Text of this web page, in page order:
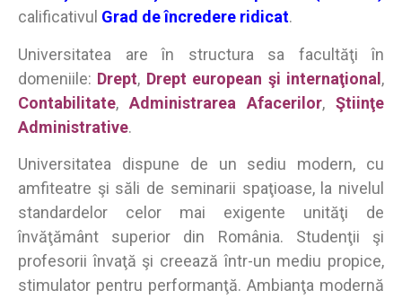
calificativul Grad de încredere ridicat.
Universitatea are în structura sa facultăţi în
domeniile: Drept, Drept european şi internaţional ,
Contabilitate, Administrarea Afacerilor, Ştiinţe
Administrative.
Universitatea dispune de un sediu modern, cu
amfiteatre şi săli de seminarii spaţioase, la nivelul
standardelor celor mai exigente unităţi de
învăţământ superior din România. Studenţii şi
profesorii învaţă şi creează într-un mediu propice,
stimulator pentru performanţă. Ambianţa modernă